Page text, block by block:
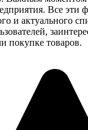
Все эти
и актуального
покупке товаров.